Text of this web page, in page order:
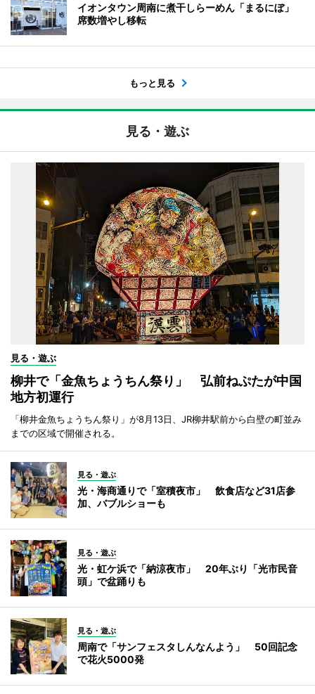
イオンタウン周南に煮干しらーめん「まるにぼ」
席数増やし移転
もっと見る
見る・遊ぶ
見る・遊ぶ
柳井で「金魚ちょうちん祭り」 弘前ねぷたが中国
地方初運行
「柳井金魚ちょうちん祭り」が8月13日、JR柳井駅前から白壁の町並み
までの区域で開催される。
見る・遊ぶ
光・海商通りで「室積夜市」 飲食店など31店参
加、バブルショーも
見る・遊ぶ
光・虹ケ浜で「納涼夜市」 20年ぶり「光市民音
頭」で盆踊りも
見る・遊ぶ
周南で「サンフェスタしんなんよう」 50回記念
で花火5000発